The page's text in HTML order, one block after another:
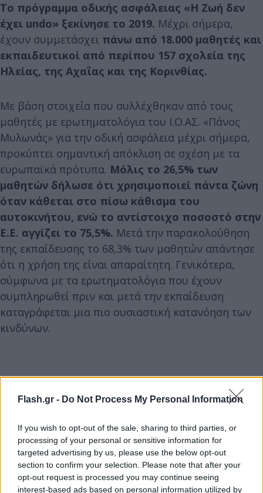
Flash.gr - Do Not Process My Personal Information
If you wish to opt-out of the sale, sharing to third parties, or
processing of your personal or sensitive information for
targeted advertising by us, please use the below opt-out
section to confirm your selection. Please note that after your
opt-out request is processed you may continue seeing
interest-based ads based on personal information utilized by
Το πρόγραμμα οδικής ασφάλειας «Η Ζωή δεν
έχει undo» ξεκίνησε το 2019. Μέχρι σήμερα,
έχουν συμμετάσχει πάνω από 18.000 μαθητές και
εκπαιδευτικοί από περίπου 157 σχολεία της
Ηλείας, της Αχαΐας και της Κορινθίας.
Με βάση στοιχεία που συλλέχθηκαν από τους
μαθητές με ερωτηματολόγια του Ι.Ο.ΑΣ. «Πάνος
Μυλωνάς» για την οδική ασφάλεια μέχρι σήμερα,
προκύπτει σημαντική απόκλιση σε σχέση με τα
ευρωπαϊκά πρότυπα. Μόλις το 26,5% των
μαθητών δήλωσε ότι χρησιμοποιεί πάντα ζώνη
όταν κάθεται στο πίσω κάθισμα του
αυτοκινήτου, ενώ το αντίστοιχο ποσοστό στην
Ε.Ε. αγγίζει το 75,5%. Μετά την παρακολούθηση
της εκπαίδευσης το 68,3% των μαθητών απάντησε
ότι η χρήση της είναι απαραίτητη. Γενικότερα,
σύμφωνα με τα ερωτηματολόγια που έχουν
συμπληρωθεί πριν και μετά την εκπαίδευση
καταγράφεται μια πιο ουσιαστική κατανόηση των
κινδύνων.